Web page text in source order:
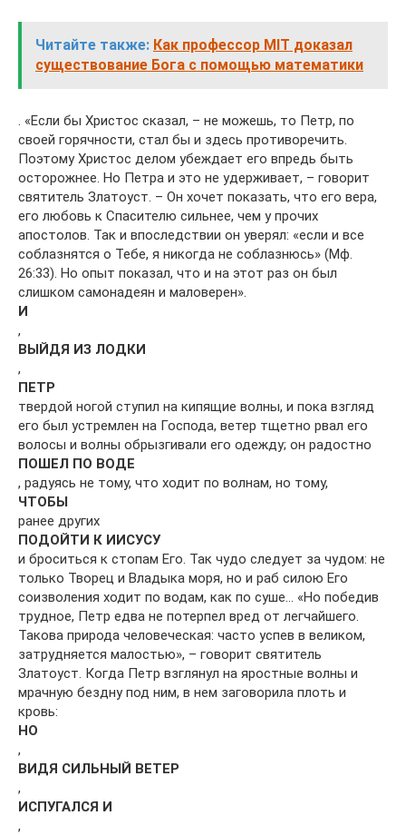
Читайте также: Как профессор MIT доказал
существование Бога с помощью математики
. «Если бы Христос сказал, – не можешь, то Петр, по
своей горячности, стал бы и здесь противоречить.
Поэтому Христос делом убеждает его впредь быть
осторожнее. Но Петра и это не удерживает, – говорит
святитель Златоуст. – Он хочет показать, что его вера,
его любовь к Спасителю сильнее, чем у прочих
апостолов. Так и впоследствии он уверял: «если и все
соблазнятся о Тебе, я никогда не соблазнюсь» (Мф.
26:33). Но опыт показал, что и на этот раз он был
слишком самонадеян и маловерен».
И
,
ВЫЙДЯ ИЗ ЛОДКИ
,
ПЕТР
твердой ногой ступил на кипящие волны, и пока взгляд
его был устремлен на Господа, ветер тщетно рвал его
волосы и волны обрызгивали его одежду; он радостно
ПОШЕЛ ПО ВОДЕ
, радуясь не тому, что ходит по волнам, но тому,
ЧТОБЫ
ранее других
ПОДОЙТИ К ИИСУСУ
и броситься к стопам Его. Так чудо следует за чудом: не
только Творец и Владыка моря, но и раб силою Его
соизволения ходит по водам, как по суше… «Но победив
трудное, Петр едва не потерпел вред от легчайшего.
Такова природа человеческая: часто успев в великом,
затрудняется малостью», – говорит святитель
Златоуст. Когда Петр взглянул на яростные волны и
мрачную бездну под ним, в нем заговорила плоть и
кровь:
НО
,
ВИДЯ СИЛЬНЫЙ ВЕТЕР
,
ИСПУГАЛСЯ И
,